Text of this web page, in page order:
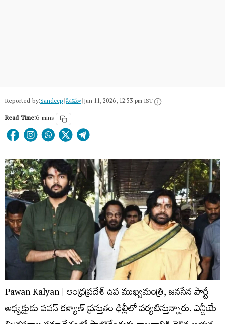
Reported by:Sandeep|సినిమా|Jun 11, 2026, 12:53 pm IST
Read Time:6 mins
Pawan Kalyan | ఆంధ్రప్రదేశ్ ఉప ముఖ్యమంత్రి, జనసేన పార్టీ
అధ్యక్షుడు పవన్ కళ్యాణ్ ప్రస్తుతం ఢిల్లీలో పర్యటిస్తున్నారు. ఎన్డీయే